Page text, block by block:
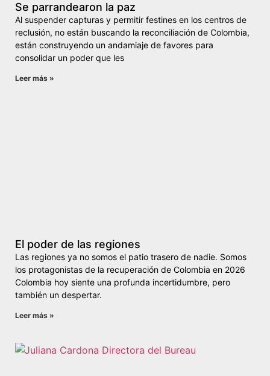
Se parrandearon la paz
Al suspender capturas y permitir festines en los centros de
reclusión, no están buscando la reconciliación de Colombia,
están construyendo un andamiaje de favores para
consolidar un poder que les
Leer más »
El poder de las regiones
Las regiones ya no somos el patio trasero de nadie. Somos
los protagonistas de la recuperación de Colombia en 2026
Colombia hoy siente una profunda incertidumbre, pero
también un despertar.
Leer más »